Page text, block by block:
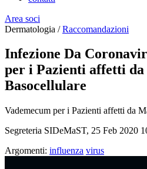
Area soci
Dermatologia /Raccomandazioni
Infezione Da
per i Pazienti affetti da
Basocellulare
Vademecum per i Pazienti affetti da
Segreteria SIDeMaST, 25 Feb 2020
Argomenti: influenza virus